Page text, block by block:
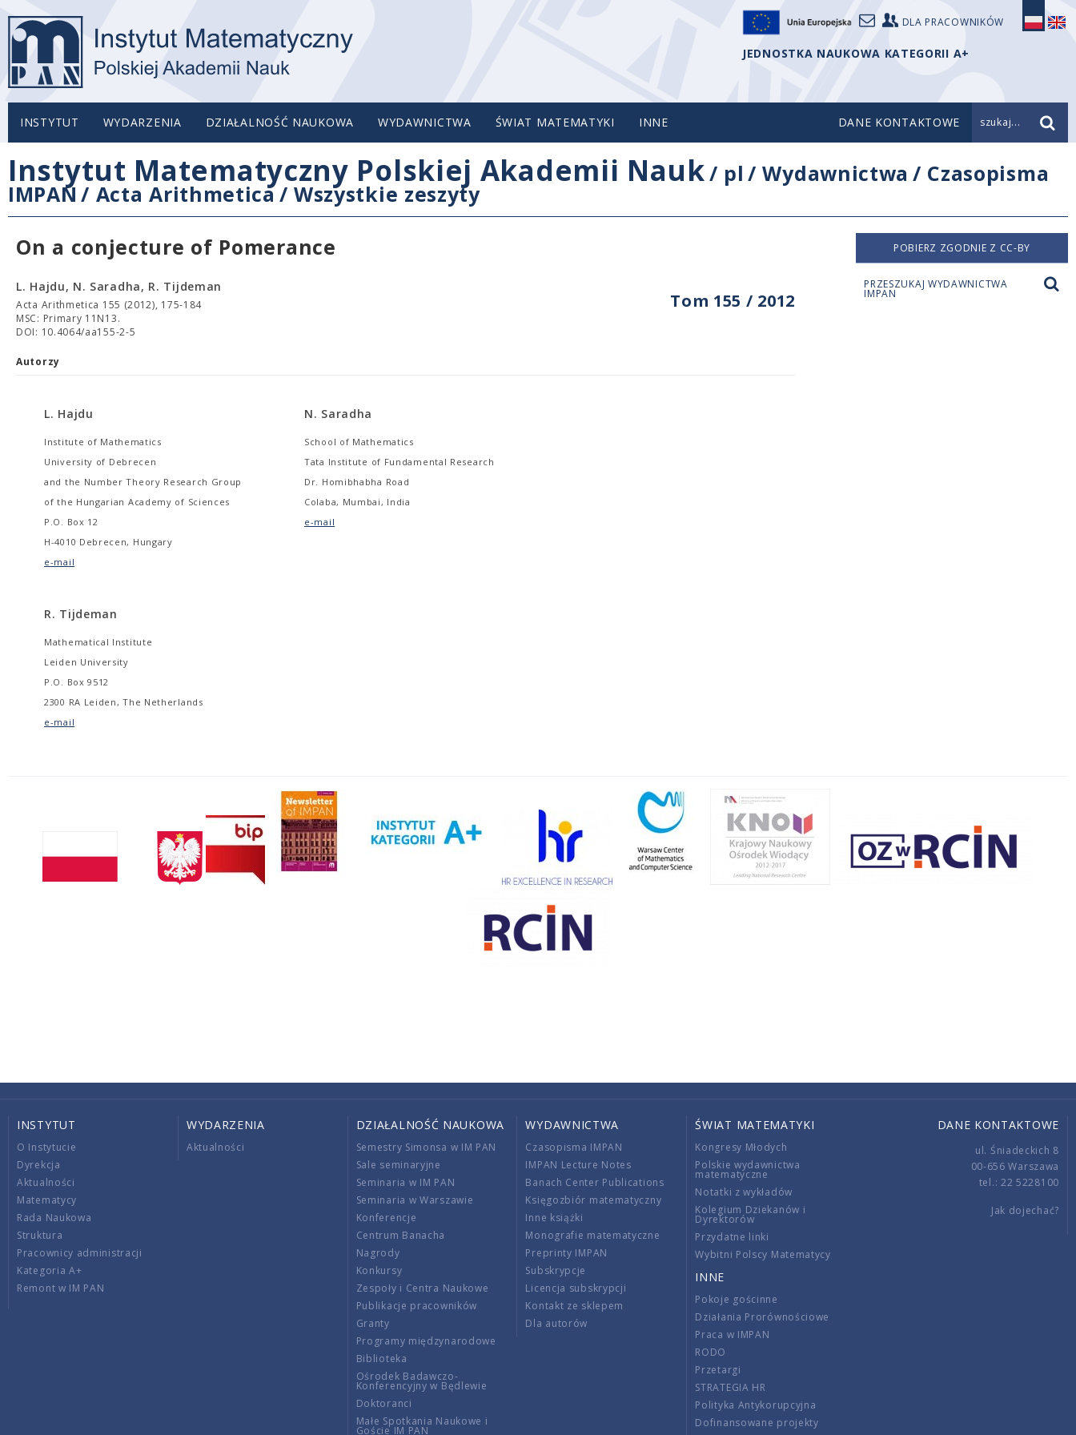
DLA PRACOWNIKÓW
JEDNOSTKA NAUKOWA KATEGORII A+
INSTYTUT WYDARZENIA DZIAŁALNOŚĆ NAUKOWA WYDAWNICTWA ŚWIAT MATEMATYKI INNE DANE KONTAKTOWE szukaj...
Instytut Matematyczny Polskiej Akademii Nauk/ pl /Wydawnictwa / Czasopisma
IMPAN / Acta Arithmetica/ Wszystkie zeszyty
On a conjecture of Pomerance
Tom 155 / 2012
L. Hajdu, N. Saradha, R. Tijdeman
Acta Arithmetica 155 (2012), 175-184
MSC: Primary 11N13.
DOI: 10.4064/aa155-2-5
Autorzy
L. Hajdu
Institute of Mathematics
University of Debrecen
and the Number Theory Research Group
of the Hungarian Academy of Sciences
P.O. Box 12
H-4010 Debrecen, Hungary
e-mail
N. Saradha
School of Mathematics
Tata Institute of Fundamental Research
Dr. Homibhabha Road
Colaba, Mumbai, India
e-mail
R. Tijdeman
Mathematical Institute
Leiden University
P.O. Box 9512
2300 RA Leiden, The Netherlands
e-mail
POBIERZ ZGODNIE Z CC-BY
PRZESZUKAJ WYDAWNICTWA
IMPAN
INSTYTUT
O Instytucie
Dyrekcja
Aktualności
Matematycy
Rada Naukowa
Struktura
Pracownicy administracji
Kategoria A+
Remont w IM PAN
WYDARZENIA
Aktualności
DZIAŁALNOŚĆ NAUKOWA
Semestry Simonsa w IM PAN
Sale seminaryjne
Seminaria w IM PAN
Seminaria w Warszawie
Konferencje
Centrum Banacha
Nagrody
Konkursy
Zespoły i Centra Naukowe
Publikacje pracowników
Granty
Programy międzynarodowe
Biblioteka
Ośrodek Badawczo-
Konferencyjny w Będlewie
Doktoranci
Małe Spotkania Naukowe i
Goście IM PAN
WYDAWNICTWA
Czasopisma IMPAN
IMPAN Lecture Notes
Banach Center Publications
Księgozbiór matematyczny
Inne książki
Monografie matematyczne
Preprinty IMPAN
Subskrypcje
Licencja subskrypcji
Kontakt ze sklepem
Dla autorów
ŚWIAT MATEMATYKI
Kongresy Młodych
Polskie wydawnictwa
matematyczne
Notatki z wykładów
Kolegium Dziekanów i
Dyrektorów
Przydatne linki
Wybitni Polscy Matematycy
INNE
Pokoje gościnne
Działania Prorównościowe
Praca w IMPAN
RODO
Przetargi
STRATEGIA HR
Polityka Antykorupcyjna
Dofinansowane projekty
DANE KONTAKTOWE
ul. Śniadeckich 8
00-656 Warszawa
tel.: 22 5228100
Jak dojechać?